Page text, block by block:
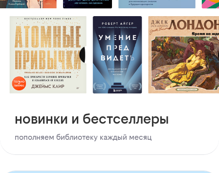
новинки и бестселлеры
пополняем библиотеку каждый месяц